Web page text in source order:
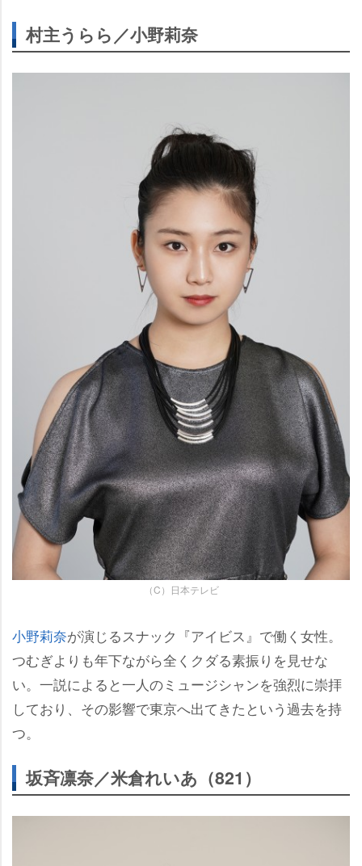
村主うらら／小野莉奈
（C）日本テレビ
小野莉奈が演じるスナック『アイビス』で働く女性。
つむぎよりも年下ながら全くクダる素振りを見せな
い。一説によると一人のミュージシャンを強烈に崇拝
しており、その影響で東京へ出てきたという過去を持
つ。
坂斉凛奈／米倉れいあ（821）